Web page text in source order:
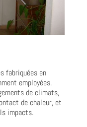
fabriquées en
employées.
de climats,
de chaleur, et
impacts.